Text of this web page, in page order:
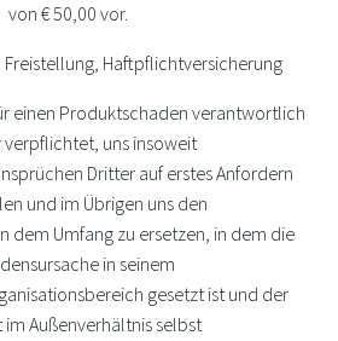
von € 50,00 vor.
Freistellung, Haftpflichtversicherung
einen Produktschaden verantwortlich
verpflichtet, uns insoweit
Dritter auf erstes Anfordern
und im Übrigen uns den
dem Umfang zu ersetzen, in dem die
in seinem
gesetzt ist und der
im Außenverhältnis selbst